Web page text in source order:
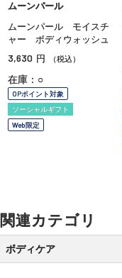
ムーンパール
ムーンパール モイスチ
ャー ボディウォッシュ
3,630 円 （税込）
在庫：○
OPポイント対象
ソーシャルギフト
Web限定
関連カテゴリ
ボディケア